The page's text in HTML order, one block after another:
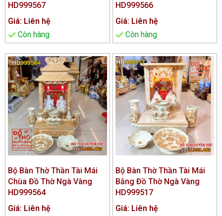
HD999567
Giá: Liên hệ
Còn hàng
HD999566
Giá: Liên hệ
Còn hàng
Bộ Bàn Thờ Thần Tài Mái
Chùa Đồ Thờ Ngà Vàng
HD999564
Giá: Liên hệ
Bộ Bàn Thờ Thần Tài Mái
Bằng Đồ Thờ Ngà Vàng
HD999517
Giá: Liên hệ